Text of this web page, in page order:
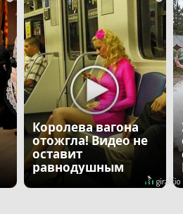
Королева вагона
отожгла! Видео не
оставит
равнодушным